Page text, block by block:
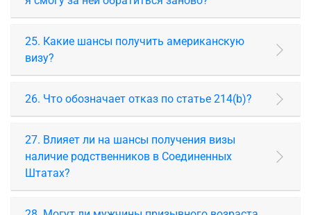
25. Какие шансы получить американскую
визу?
26. Что обозначает отказ по статье 214(b)?
27. Влияет ли на шансы получения визы
наличие родственников в Соединенных
Штатах?